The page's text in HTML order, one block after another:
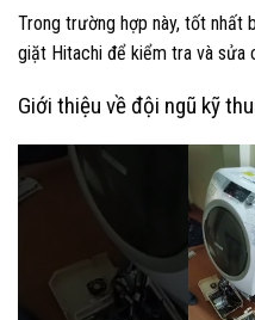
Trong trường hợp này, tốt nhất
giặt Hitachi để kiểm tra và sửa
Giới thiệu về đội ngũ kỹ